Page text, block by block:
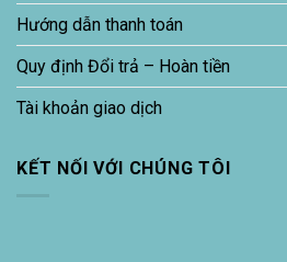
Hướng dẫn thanh toán
Quy định Đổi trả – Hoàn tiền
Tài khoản giao dịch
KẾT NỐI VỚI CHÚNG TÔI